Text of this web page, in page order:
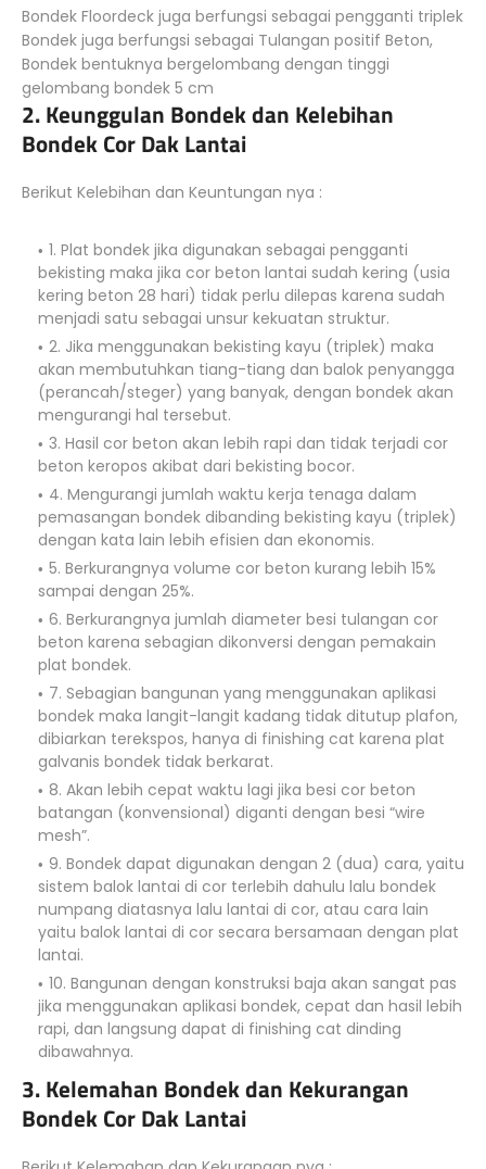
Bondek Floordeck juga berfungsi sebagai pengganti triplek
Bondek juga berfungsi sebagai Tulangan positif Beton,
Bondek bentuknya bergelombang dengan tinggi
gelombang bondek 5 cm
2. Keunggulan Bondek dan Kelebihan
Bondek Cor Dak Lantai
Berikut Kelebihan dan Keuntungan nya :
1. Plat bondek jika digunakan sebagai pengganti
bekisting maka jika cor beton lantai sudah kering (usia
kering beton 28 hari) tidak perlu dilepas karena sudah
menjadi satu sebagai unsur kekuatan struktur.
2. Jika menggunakan bekisting kayu (triplek) maka
akan membutuhkan tiang-tiang dan balok penyangga
(perancah/steger) yang banyak, dengan bondek akan
mengurangi hal tersebut.
3. Hasil cor beton akan lebih rapi dan tidak terjadi cor
beton keropos akibat dari bekisting bocor.
4. Mengurangi jumlah waktu kerja tenaga dalam
pemasangan bondek dibanding bekisting kayu (triplek)
dengan kata lain lebih efisien dan ekonomis.
5. Berkurangnya volume cor beton kurang lebih 15%
sampai dengan 25%.
6. Berkurangnya jumlah diameter besi tulangan cor
beton karena sebagian dikonversi dengan pemakain
plat bondek.
7. Sebagian bangunan yang menggunakan aplikasi
bondek maka langit-langit kadang tidak ditutup plafon,
dibiarkan terekspos, hanya di finishing cat karena plat
galvanis bondek tidak berkarat.
8. Akan lebih cepat waktu lagi jika besi cor beton
batangan (konvensional) diganti dengan besi “wire
mesh”.
9. Bondek dapat digunakan dengan 2 (dua) cara, yaitu
sistem balok lantai di cor terlebih dahulu lalu bondek
numpang diatasnya lalu lantai di cor, atau cara lain
yaitu balok lantai di cor secara bersamaan dengan plat
lantai.
10. Bangunan dengan konstruksi baja akan sangat pas
jika menggunakan aplikasi bondek, cepat dan hasil lebih
rapi, dan langsung dapat di finishing cat dinding
dibawahnya.
3. Kelemahan Bondek dan Kekurangan
Bondek Cor Dak Lantai